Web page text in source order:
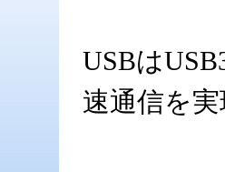
USBは
速通信を実